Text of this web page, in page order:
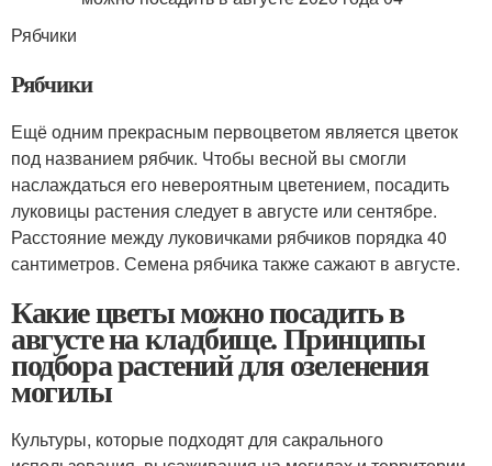
Рябчики
Рябчики
Ещё одним прекрасным первоцветом является цветок
под названием рябчик. Чтобы весной вы смогли
наслаждаться его невероятным цветением, посадить
луковицы растения следует в августе или сентябре.
Расстояние между луковичками рябчиков порядка 40
сантиметров. Семена рябчика также сажают в августе.
Какие цветы можно посадить в
августе на кладбище. Принципы
подбора растений для озеленения
могилы
Культуры, которые подходят для сакрального